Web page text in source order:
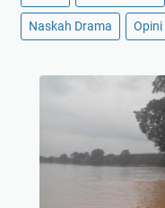
Naskah Drama Opini